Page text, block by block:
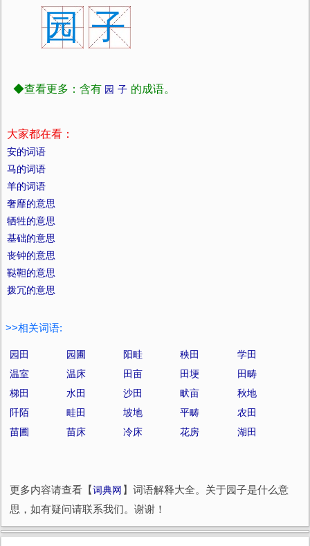
园 子
◆查看更多：含有 园 子 的成语。
大家都在看：
安的词语
马的词语
羊的词语
奢靡的意思
牺牲的意思
基础的意思
丧钟的意思
鞑靼的意思
拨冗的意思
>>相关词语:
园田 园圃 阳畦 秧田
学田
温室
温床 田亩 田埂
田畴
梯田
水田 沙田 畎亩
秋地
阡陌
畦田 坡地 平畴
农田
苗圃
苗床 冷床 花房 湖田
更多内容请查看【词典网 】词语解释大全。关于园子是什么意
思，如有疑问请联系我们。谢谢！